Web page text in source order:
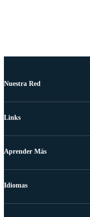
Nuestra Red
Links
Aprender Más
Idiomas